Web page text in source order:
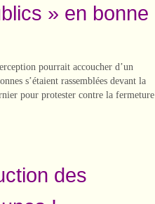
» en bonne
pourrait accoucher d’un
s’étaient rassemblées devant la
pour protester contre la fermeture
des